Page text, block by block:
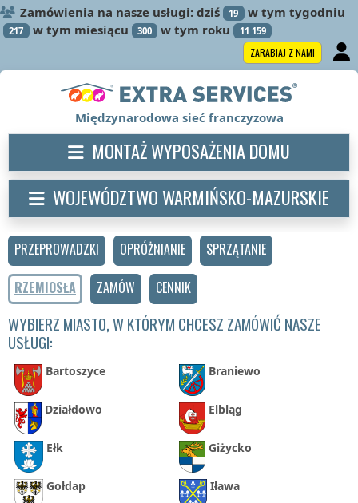
Zamówienia na nasze usługi: dziś 19 w tym tygodniu
217 w tym miesiącu 300 w tym roku 11 159
ZARABIAJ Z NAMI
PRZEPROWADZKI OPRÓŻNIANIE
SPRZĄTANIE
RZEMIOSŁA
ZAMÓW CENNIK
WYBIERZ MIASTO, W KTÓRYM CHCESZ ZAMÓWIĆ NASZE
USŁUGI:
Bartoszyce Braniewo
Działdowo Elbląg
Ełk Giżycko
Gołdap Iława
Międzynarodowa sieć franczyzowa
MONTAŻ WYPOSAŻENIA DOMU
WOJEWÓDZTWO WARMIŃSKO-MAZURSKIE